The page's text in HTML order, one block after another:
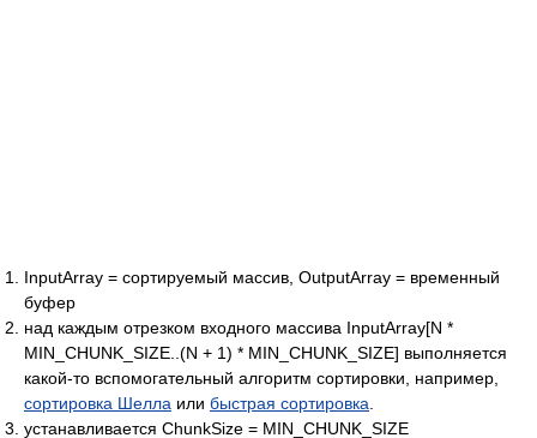
InputArray = сортируемый массив, OutputArray = временный
буфер
над каждым отрезком входного массива InputArray[N *
MIN_CHUNK_SIZE..(N + 1) * MIN_CHUNK_SIZE] выполняется
какой-то вспомогательный алгоритм сортировки, например,
сортировка Шелла или быстрая сортировка
устанавливается ChunkSize = MIN_CHUNK_SIZE